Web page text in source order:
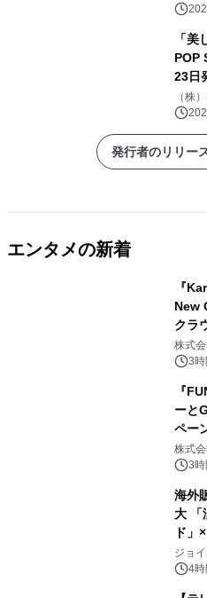
トHD
「
POP
23日
（株
トHD
発行者のリリー
エンタメの新着
『
New
クラ
開始
株式
3時
『
ーと
ペー
GR 4
メニ
株式
3時
海外
大 「
ド」
開始
ジョ
4時